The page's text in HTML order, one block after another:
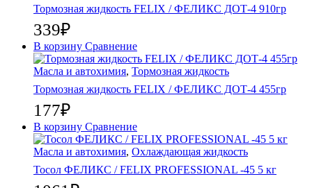
Тормозная жидкость FELIX / ФЕЛИКС ДОТ-4 910гр
339₽
В корзину Сравнение
Масла и автохимия, Тормозная жидкость
Тормозная жидкость FELIX / ФЕЛИКС ДОТ-4 455гр
177₽
В корзину Сравнение
Масла и автохимия, Охлаждающая жидкость
Тосол ФЕЛИКС / FELIX PROFESSIONAL -45 5 кг